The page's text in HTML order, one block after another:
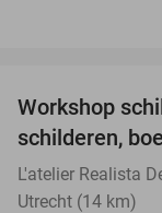
Workshop
schilderen,
L'atelier Realista
Utrecht (14 km)